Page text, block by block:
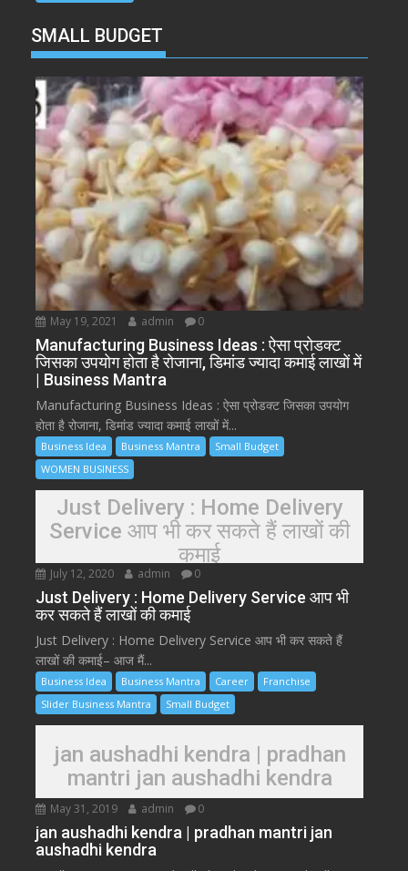
SMALL BUDGET
May 19, 2021 admin 0
Manufacturing Business Ideas : ऐसा प्रोडक्ट
जिसका उपयोग होता है रोजाना, डिमांड ज्यादा कमाई लाखों में
| Business Mantra
Manufacturing Business Ideas : ऐसा प्रोडक्ट जिसका उपयोग
होता है रोजाना, डिमांड ज्यादा कमाई लाखों में...
Business Idea Business Mantra
Small Budget
WOMEN BUSINESS
Just Delivery : Home Delivery
Service आप भी कर सकते हैं लाखों की
कमाई
July 12, 2020 admin 0
Just Delivery : Home Delivery Service आप भी
कर सकते हैं लाखों की कमाई
Just Delivery : Home Delivery Service आप भी कर सकते हैं
लाखों की कमाई– आज मैं...
Business Idea Business Mantra Career
Franchise
Slider Business Mantra
Small Budget
jan aushadhi kendra | pradhan
mantri jan aushadhi kendra
May 31, 2019 admin 0
jan aushadhi kendra | pradhan mantri jan
aushadhi kendra